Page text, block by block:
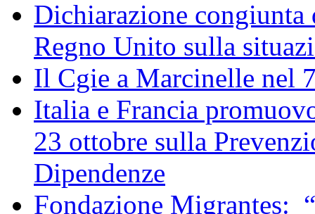
Dichiarazione
Regno Unito sulla
Il Cgie a Marcinelle nel
Italia e Francia
23 ottobre sulla
Dipendenze
Fondazione Migrantes: